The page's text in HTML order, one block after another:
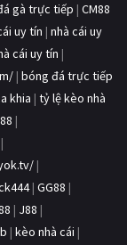
gà trực tiếp | CM88
uy tín | nhà cái uy
cái uy tín |
| bóng đá trực tiếp
khia | tỷ lệ kèo nhà
|
|
|
| GG88 |
| J88 |
| kèo nhà cái |